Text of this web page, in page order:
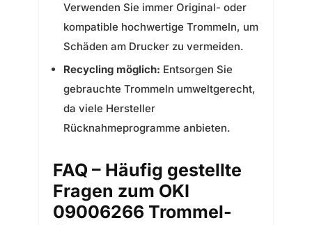
Verwenden Sie immer Original- oder
kompatible hochwertige Trommeln, um
Schäden am Drucker zu vermeiden.
Recycling möglich: Entsorgen Sie
gebrauchte Trommeln umweltgerecht,
da viele Hersteller
Rücknahmeprogramme anbieten.
FAQ – Häufig gestellte
Fragen zum OKI
09006266 Trommel-